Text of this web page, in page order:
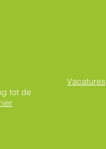
tot de
Vacatures